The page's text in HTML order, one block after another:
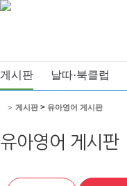
게시판 날따·북클럽
유아영어 게시판
> 게시판> 유아영어 게시판